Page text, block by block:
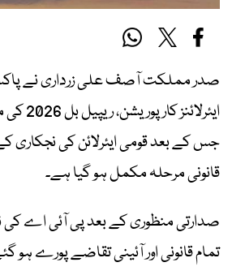
صدر مملکت آصف علی زرداری نے
جس کے بعد قومی ایئرلائن کی
قانونی مرحلہ مکمل ہو گیا ہے۔
صدارتی منظوری کے بعد پی آئی اے
تمام قانونی اور آئینی تقاضے پورے